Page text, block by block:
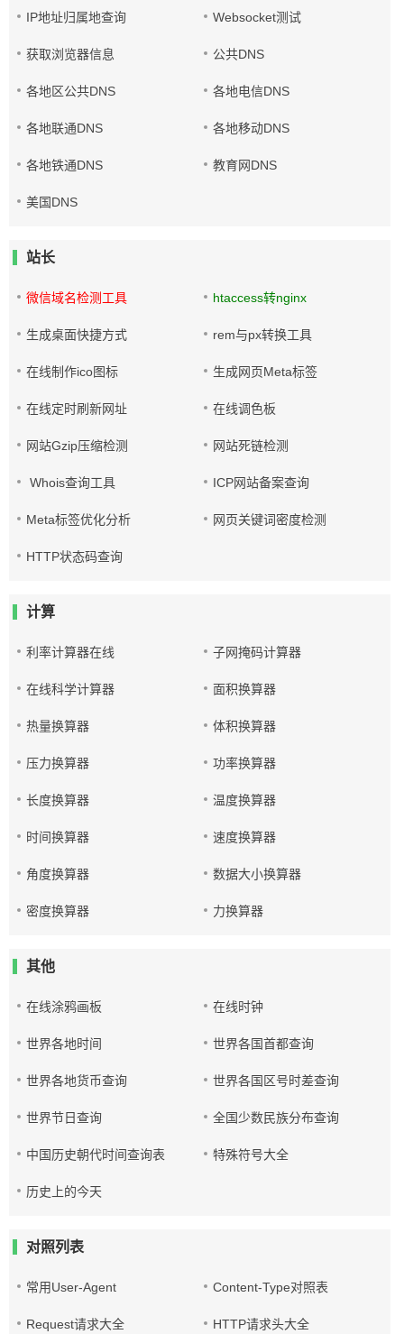
IP地址归属地查询 Websocket测试
获取浏览器信息 公共DNS
各地区公共DNS 各地电信DNS
各地联通DNS 各地移动DNS
各地铁通DNS 教育网DNS
美国DNS
站长
微信域名检测工具 htaccess转nginx
生成桌面快捷方式 rem与px转换工具
在线制作ico图标 生成网页Meta标签
在线定时刷新网址 在线调色板
网站Gzip压缩检测 网站死链检测
Whois查询工具 ICP网站备案查询
Meta标签优化分析 网页关键词密度检测
HTTP状态码查询
计算
利率计算器在线 子网掩码计算器
在线科学计算器 面积换算器
热量换算器 体积换算器
压力换算器 功率换算器
长度换算器 温度换算器
时间换算器 速度换算器
角度换算器 数据大小换算器
密度换算器 力换算器
其他
在线涂鸦画板 在线时钟
世界各地时间 世界各国首都查询
世界各地货币查询 世界各国区号时差查询
世界节日查询 全国少数民族分布查询
中国历史朝代时间查询表 特殊符号大全
历史上的今天
对照列表
常用User-Agent Content-Type对照表
Request请求大全 HTTP请求头大全